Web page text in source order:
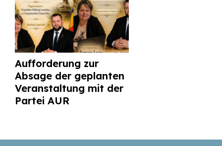
Aufforderung zur
Absage der geplanten
Veranstaltung mit der
Partei AUR